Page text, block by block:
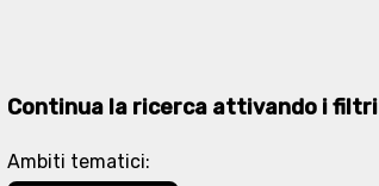
Continua la ricerca attivando i filtri
Ambiti tematici: